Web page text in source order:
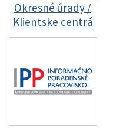
Okresné úrady /
Klientske centrá